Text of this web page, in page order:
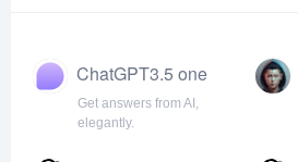
ChatGPT3.5 one
Get answers from AI,
elegantly.